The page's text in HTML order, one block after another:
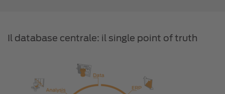
Il database centrale: il single point of truth